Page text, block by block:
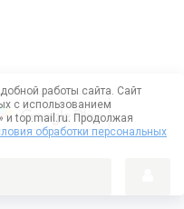
работы сайта. Сайт
с использованием
и top.mail.ru. Продолжая
обработки персональных